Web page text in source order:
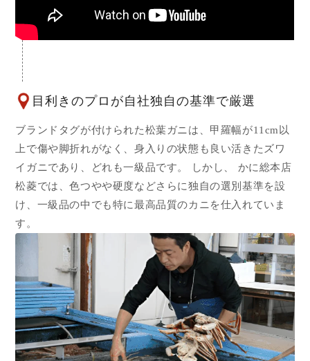
目利きのプロが自社独自の基準で厳選
ブランドタグが付けられた松葉ガニは、甲羅幅が11cm以
上で傷や脚折れがなく、身入りの状態も良い活きたズワ
イガニであり、どれも一級品です。 しかし、 かに総本店
松菱では、色つやや硬度などさらに独自の選別基準を設
け、一級品の中でも特に最高品質のカニを仕入れていま
す。